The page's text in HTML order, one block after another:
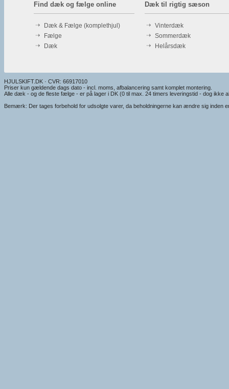
Find dæk og fælge online
Dæk & Fælge (komplethjul)
Fælge
Dæk
Dæk til rigtig sæson
Vinterdæk
Sommerdæk
Helårsdæk
HJULSKIFT.DK · CVR: 66917010
Priser kun gældende dags dato - incl. moms, afbalancering samt komplet montering.
Alle dæk - og de fleste fælge - er på lager i DK (0 til max. 24 timers leveringstid - dog ikke
Bemærk: Der tages forbehold for udsolgte varer, da beholdningerne kan ændre sig inden